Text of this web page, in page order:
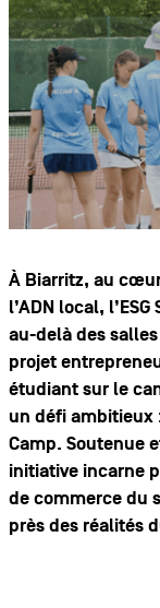
À Biarritz, au
l’ADN local,
au-delà des
projet
étudiant sur le
un défi ambitieux
Camp. Soutenue
initiative incarne
de commerce du
près des réalités